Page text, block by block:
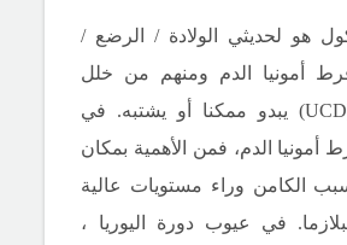
هو لحديثي الولادة / الرضع /
أمونيا الدم ومنهم من خلل
في
أمونيا الدم، فمن الأهمية بمكان
الكامن وراء مستويات عالية
في عيوب دورة اليوريا
،